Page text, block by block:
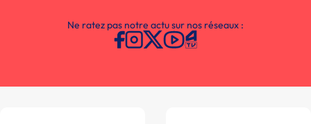
Ne ratez pas notre actu sur nos réseaux :